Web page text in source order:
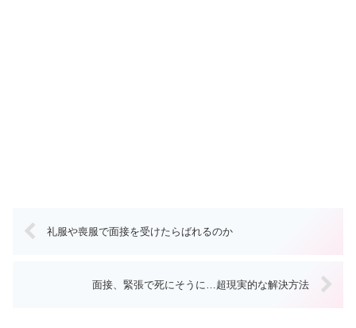
礼服や喪服で面接を受けたらばれるのか
面接、緊張で死にそうに…超現実的な解決方法